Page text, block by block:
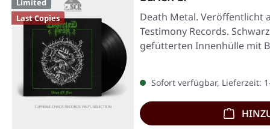
Limited
Last Copies
Death Metal. Veröffentlicht
Testimony Records.
gefütterten Innenhülle mit
Sofort verfügbar, Lieferzeit: